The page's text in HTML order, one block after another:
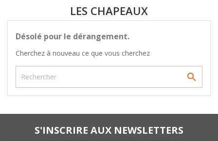
LES CHAPEAUX
Désolé pour le dérangement.
Cherchez à nouveau ce que vous cherchez

S'INSCRIRE AUX NEWSLETTERS